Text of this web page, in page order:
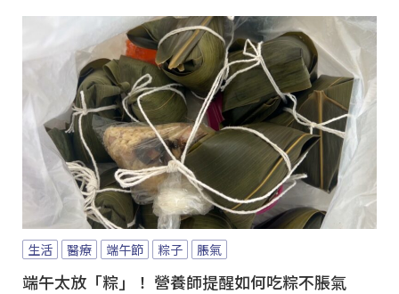
生活 醫療 端午節 粽子 脹氣
端午太放「粽」！ 營養師提醒如何吃粽不脹氣